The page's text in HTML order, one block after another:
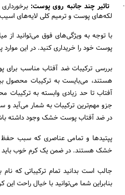
· تاثیر چند جانبه روی پوست:
لکه‌های پوست و ترمیم کلی لایه‌های
با توجه به ویژگی‌های فوق می‌توانید از
پوست خود را خریداری کنید. در این
بررسی ترکیبات ضد آفتاب مناسب
هستند، می‌بایست به ترکیبات محصول
آفتاب تا حد زیادی وابسته به
جزو مهم‌ترین ترکیبات به شمار می‌آید و
در ضد آفتاب پوست خشک وجود داشته
پپتیدها و تمامی عناصری که سبب
خشک هستند. در ضمن یک کرم خوب باید از
جالب است بدانید تمام ترکیباتی که نام
بنابراین شما می‌توانید با خیال راحت این